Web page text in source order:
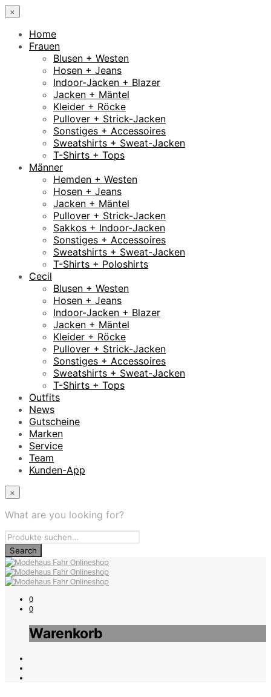
×
Home
Frauen
Blusen + Westen
Hosen + Jeans
Indoor-Jacken + Blazer
Jacken + Mäntel
Kleider + Röcke
Pullover + Strick-Jacken
Sonstiges + Accessoires
Sweatshirts + Sweat-Jacken
T-Shirts + Tops
Männer
Hemden + Westen
Hosen + Jeans
Jacken + Mäntel
Pullover + Strick-Jacken
Sakkos + Indoor-Jacken
Sonstiges + Accessoires
Sweatshirts + Sweat-Jacken
T-Shirts + Poloshirts
Cecil
Blusen + Westen
Hosen + Jeans
Indoor-Jacken + Blazer
Jacken + Mäntel
Kleider + Röcke
Pullover + Strick-Jacken
Sonstiges + Accessoires
Sweatshirts + Sweat-Jacken
T-Shirts + Tops
Outfits
News
Gutscheine
Marken
Service
Team
Kunden-App
×
What are you looking for?
0
0
Warenkorb